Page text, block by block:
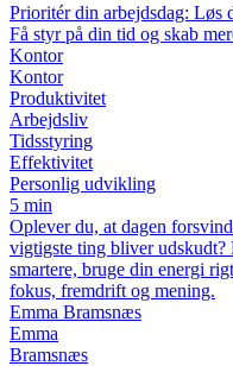
Prioritér din arbejdsdag: Løs
Få styr på din tid og skab
Kontor
Kontor
Produktivitet
Arbejdsliv
Tidsstyring
Effektivitet
Personlig udvikling
5 min
Oplever du, at dagen
vigtigste ting bliver
smartere, bruge din energi
fokus, fremdrift og mening.
Emma Bramsnæs
Emma
Bramsnæs